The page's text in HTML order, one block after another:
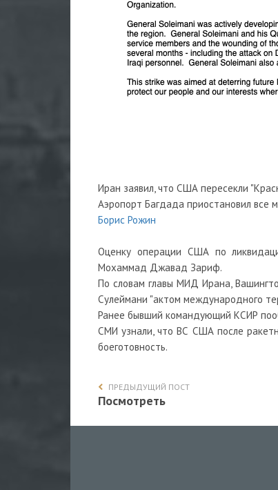
Иран заявил, что США пересекли
Аэропорт Багдада приостановил все
Борис Рожин
Оценку операции США по
Мохаммад Джавад Зариф.
По словам главы МИД Ирана,
Сулеймани "актом международного
Ранее бывший командующий КСИР
СМИ узнали, что ВС США после
боеготовность.
ПРЕДЫДУЩИЙ ПОСТ
Посмотреть